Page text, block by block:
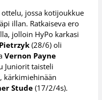
jossa kotijoukkue
illan. Ratkaiseva ero
jolloin HyPo karkasi
(28/6) oli
Vernon Payne
Juniorit taisteli
kärkimiehinään
Stude (17/2/4s).